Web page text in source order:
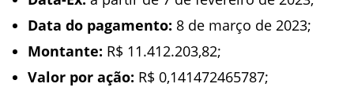
Data do pagamento: 8 de março de 2023;
Montante: R$ 11.412.203,82;
Valor por ação: R$ 0,141472465787;